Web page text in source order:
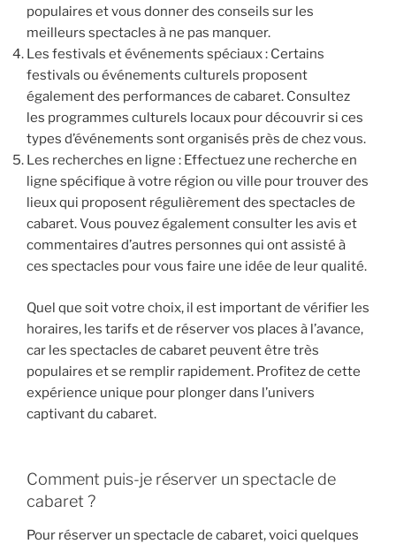
populaires et vous donner des conseils sur les
meilleurs spectacles à ne pas manquer.
Les festivals et événements spéciaux : Certains
festivals ou événements culturels proposent
également des performances de cabaret. Consultez
les programmes culturels locaux pour découvrir si ces
types d’événements sont organisés près de chez vous.
Les recherches en ligne : Effectuez une recherche en
ligne spécifique à votre région ou ville pour trouver des
lieux qui proposent régulièrement des spectacles de
cabaret. Vous pouvez également consulter les avis et
commentaires d’autres personnes qui ont assisté à
ces spectacles pour vous faire une idée de leur qualité.
Quel que soit votre choix, il est important de vérifier les
horaires, les tarifs et de réserver vos places à l’avance,
car les spectacles de cabaret peuvent être très
populaires et se remplir rapidement. Profitez de cette
expérience unique pour plonger dans l’univers
captivant du cabaret.
Comment puis-je réserver un spectacle de
cabaret ?
Pour réserver un spectacle de cabaret, voici quelques